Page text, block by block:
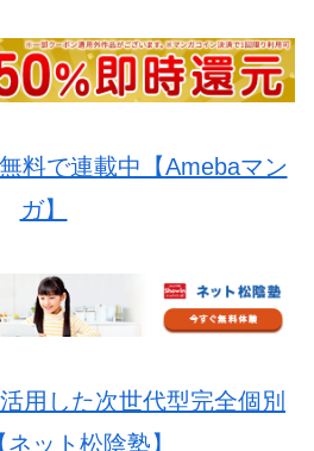
料で連載中【Amebaマン
ガ】
用した次世代型完全個別
ット松陰塾】